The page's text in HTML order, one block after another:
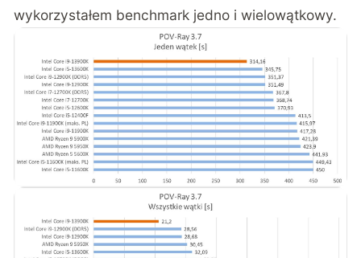
wykorzystałem benchmark jedno i wielowątkowy.